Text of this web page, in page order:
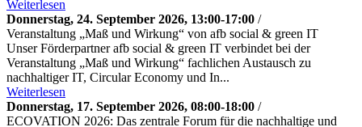
Weiterlesen
Donnerstag, 24. September 2026, 13:00-17:00 /
Veranstaltung „Maß und Wirkung“ von afb social & green IT
Unser Förderpartner afb social & green IT verbindet bei der
Veranstaltung „Maß und Wirkung“ fachlichen Austausch zu
nachhaltiger IT, Circular Economy und In...
Weiterlesen
Donnerstag, 17. September 2026, 08:00-18:00 /
ECOVATION 2026: Das zentrale Forum für die nachhaltige und